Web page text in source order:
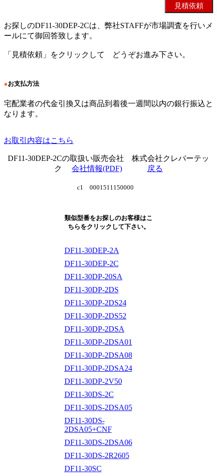
お探しのDF11-30DEP-2Cは、弊社STAFFが市場調査を行いメ
ールにて御回答致します。
「見積依頼」をクリックして どうぞお進み下さい。
●お支払方法
宅配業者の代金引換又は商品到着後一週間以内の銀行振込と
なります。
お取引内容はこちら
DF11-30DEP-2Cの取扱い販売会社 株式会社クレバーテッ
ク 会社情報(PDF) 戻る
c1 0001511150000
類似型番をお探しのお客様はこ
ちらをクリックして下さい。
DF11-30DEP-2A
DF11-30DEP-2C
DF11-30DP-20SA
DF11-30DP-2DS
DF11-30DP-2DS24
DF11-30DP-2DS52
DF11-30DP-2DSA
DF11-30DP-2DSA01
DF11-30DP-2DSA08
DF11-30DP-2DSA24
DF11-30DP-2V50
DF11-30DS-2C
DF11-30DS-2DSA05
DF11-30DS-
2DSA05+CNF
DF11-30DS-2DSA06
DF11-30DS-2R2605
DF11-30SC